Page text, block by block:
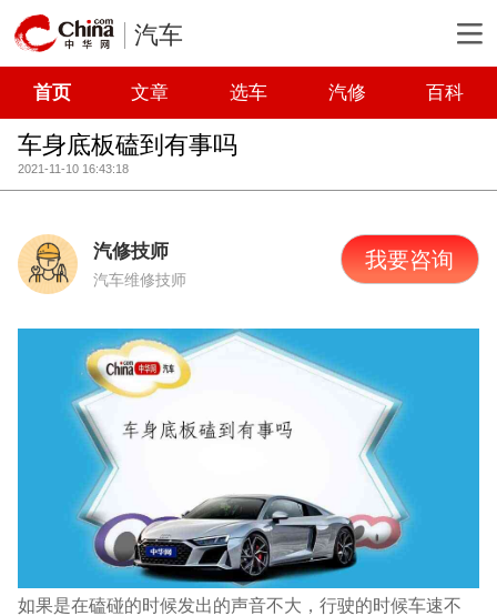
汽车
首页 文章 选车 汽修 百科
车身底板磕到有事吗
2021-11-10 16:43:18
汽修技师
汽车维修技师
我要咨询
如果是在磕碰的时候发出的声音不大，行驶的时候车速不